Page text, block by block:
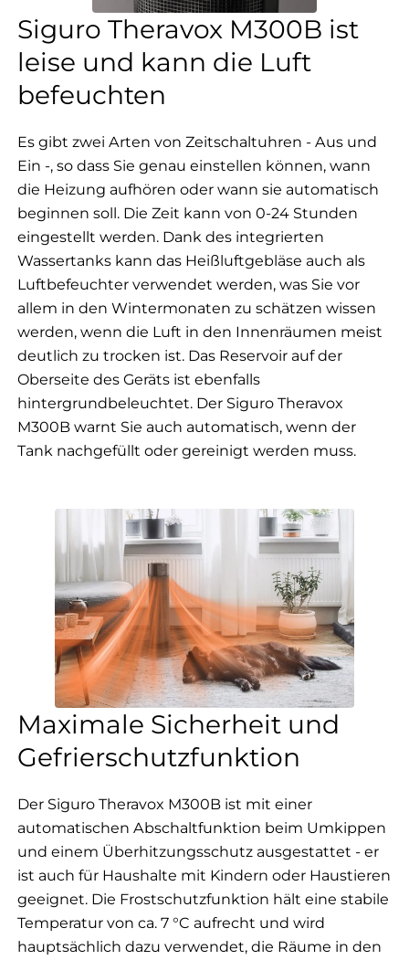
Siguro Theravox M300B ist
leise und kann die Luft
befeuchten
Es gibt zwei Arten von Zeitschaltuhren - Aus und
Ein -, so dass Sie genau einstellen können, wann
die Heizung aufhören oder wann sie automatisch
beginnen soll. Die Zeit kann von 0-24 Stunden
eingestellt werden. Dank des integrierten
Wassertanks kann das Heißluftgebläse auch als
Luftbefeuchter verwendet werden, was Sie vor
allem in den Wintermonaten zu schätzen wissen
werden, wenn die Luft in den Innenräumen meist
deutlich zu trocken ist. Das Reservoir auf der
Oberseite des Geräts ist ebenfalls
hintergrundbeleuchtet. Der Siguro Theravox
M300B warnt Sie auch automatisch, wenn der
Tank nachgefüllt oder gereinigt werden muss.
Maximale Sicherheit und
Gefrierschutzfunktion
Der Siguro Theravox M300B ist mit einer
automatischen Abschaltfunktion beim Umkippen
und einem Überhitzungsschutz ausgestattet - er
ist auch für Haushalte mit Kindern oder Haustieren
geeignet. Die Frostschutzfunktion hält eine stabile
Temperatur von ca. 7 °C aufrecht und wird
hauptsächlich dazu verwendet, die Räume in den